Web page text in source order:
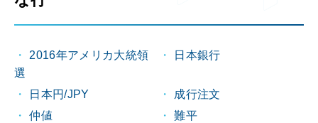
2016年アメリカ大統領
選
日本銀行
日本円/JPY
成行注文
仲値
難平